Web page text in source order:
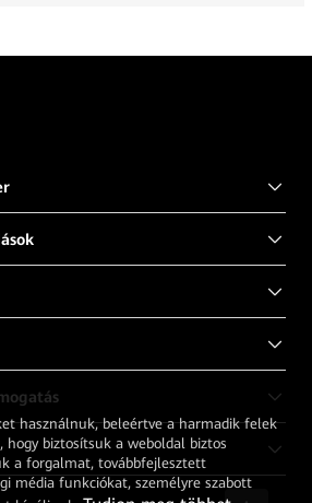
használnuk, beleértve a harmadik felek
biztosítsuk a weboldal biztos
a forgalmat, továbbfejlesztett
média funkciókat, személyre szabott